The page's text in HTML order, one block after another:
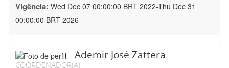
Vigência: Wed Dec 07 00:00:00 BRT 2022-Thu Dec 31
00:00:00 BRT 2026
Ademir José Zattera
COORDENADOR(A)